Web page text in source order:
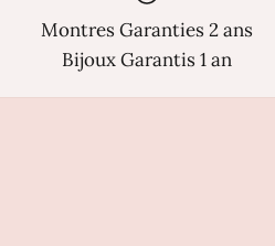
Montres Garanties 2 ans
Bijoux Garantis 1 an